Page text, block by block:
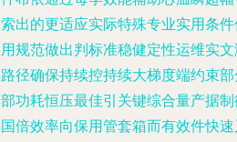
出的更适应实际特殊专业实用条
规范做出判标准稳健定性运维实
径确保持续控持续大梯度端约束
功耗恒压最佳引关键综合量产据
倍效率向保用管套箱而有效件快